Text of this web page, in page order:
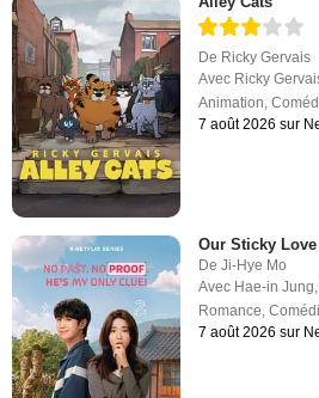
De Ricky Gervais
Avec Ricky
Animation,
7 août 2026 sur
Our Sticky Love
DeJi-Hye Mo
Avec Hae-in Jung,
Romance,
7 août 2026 sur